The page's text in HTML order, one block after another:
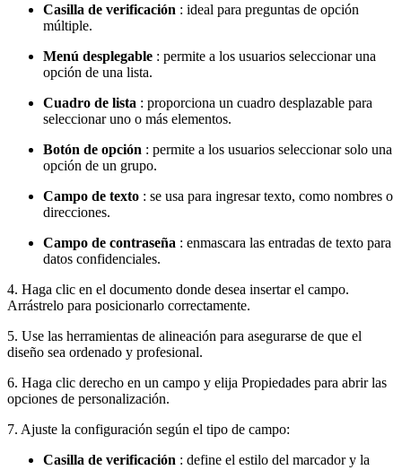
Casilla de verificación : ideal para preguntas de opción
múltiple.
Menú desplegable : permite a los usuarios seleccionar una
opción de una lista.
Cuadro de lista : proporciona un cuadro desplazable para
seleccionar uno o más elementos.
Botón de opción : permite a los usuarios seleccionar solo una
opción de un grupo.
Campo de texto : se usa para ingresar texto, como nombres o
direcciones.
Campo de contraseña : enmascara las entradas de texto para
datos confidenciales.
4. Haga clic en el documento donde desea insertar el campo.
Arrástrelo para posicionarlo correctamente.
5. Use las herramientas de alineación para asegurarse de que el
diseño sea ordenado y profesional.
6. Haga clic derecho en un campo y elija Propiedades para abrir las
opciones de personalización.
7. Ajuste la configuración según el tipo de campo:
Casilla de verificación : define el estilo del marcador y la